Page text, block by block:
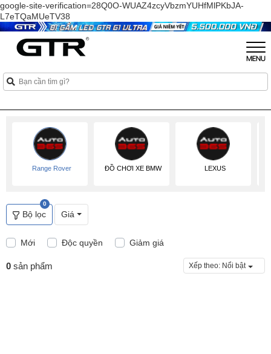
google-site-verification=28Q0O-WUAZ4zcyVbzmYUHfMlPKbJA-
L7eTQaMUeTV38
Range Rover ĐỒ CHƠI XE BMW LEXUS
Bộ lọc
0
Giá
Mới Độc quyền Giảm giá
0 sản phẩm Xếp theo: Nổi bật